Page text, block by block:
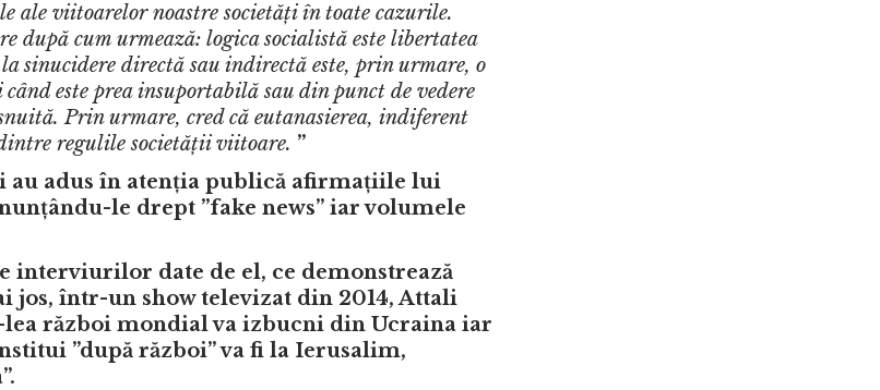
ale viitoarelor noastre societăți în toate cazurile.
după cum urmează: logica socialistă este libertatea
sinucidere directă sau indirectă este, prin urmare, o
este prea insuportabilă sau din punct de vedere
Prin urmare, cred că eutanasierea, indiferent
regulile societății viitoare. ”
adus în atenția publică afirmațiile lui
le drept ”fake news” iar volumele
interviurilor date de el, ce demonstrează
jos, într-un show televizat din 2014, Attali
război mondial va izbucni din Ucraina iar
”după război” va fi la Ierusalim,